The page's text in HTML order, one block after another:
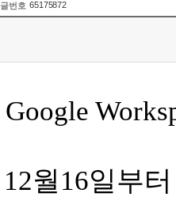
글번호 65175872
Google
12월 16일부터